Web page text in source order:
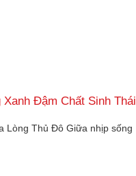
Đậm Chất Sinh Thái
Lòng Thủ Đô Giữa nhịp sống